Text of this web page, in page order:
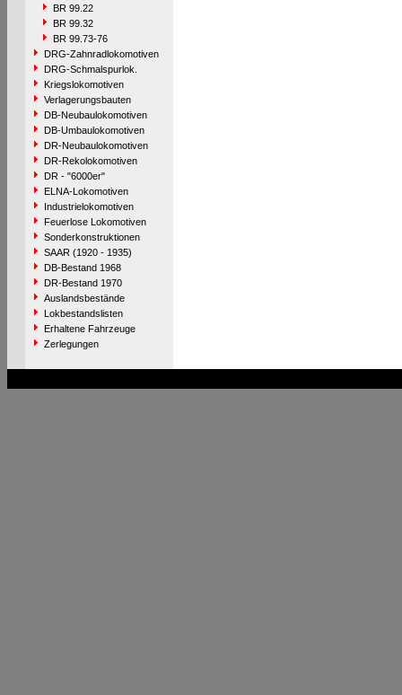
BR 99.22
BR 99.32
BR 99.73-76
DRG-Zahnradlokomotiven
DRG-Schmalspurlok.
Kriegslokomotiven
Verlagerungsbauten
DB-Neubaulokomotiven
DB-Umbaulokomotiven
DR-Neubaulokomotiven
DR-Rekolokomotiven
DR - "6000er"
ELNA-Lokomotiven
Industrielokomotiven
Feuerlose Lokomotiven
Sonderkonstruktionen
SAAR (1920 - 1935)
DB-Bestand 1968
DR-Bestand 1970
Auslandsbestände
Lokbestandslisten
Erhaltene Fahrzeuge
Zerlegungen